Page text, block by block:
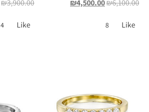
₪6,100.00
₪4,500.00
Like
8
₪3,900.00
Like
4